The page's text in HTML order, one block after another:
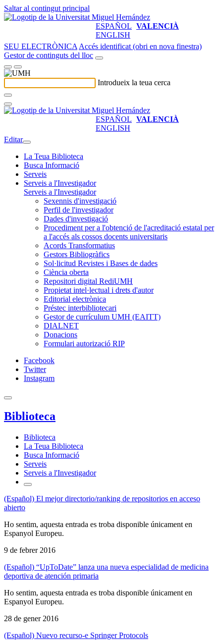
Saltar al contingut principal
ESPAÑOL VALENCIÀ
ENGLISH
SEU ELECTRÒNICA Accés identificat (obri en nova finestra)
Gestor de continguts del lloc
Introdueix la teua cerca
ESPAÑOL VALENCIÀ
ENGLISH
Editar
La Teua Biblioteca
Busca Informació
Serveis
Serveis a l'Investigador
Serveis a l'Investigador
Sexennis d'investigació
Perfil de l'investigador
Dades d'investigació
Procediment per a l'obtenció de l'acreditació estatal per
a l'accés als cossos docents universitaris
Acords Transformatius
Gestors Bibliogràfics
Sol·licitud Revistes i Bases de dades
Ciència oberta
Repositori digital RediUMH
Propietat intel·lectual i drets d'autor
Editorial electrònica
Préstec interbibliotecari
Gestor de currículum UMH (EAITT)
DIALNET
Donacions
Formulari autorizació RIP
Facebook
Twitter
Instagram
Biblioteca
Biblioteca
La Teua Biblioteca
Busca Informació
Serveis
Serveis a l'Investigador
(Español) El mejor directorio/ranking de repositorios en acceso
abierto
Ho sentim, aquesta entrada es troba disponible únicament en
Espanyol Europeu.
9 de febrer 2016
(Español) “UpToDate” lanza una nueva especialidad de medicina
deportiva de atención primaria
Ho sentim, aquesta entrada es troba disponible únicament en
Espanyol Europeu.
28 de gener 2016
(Español) Nuevo recurso-e Springer Protocols